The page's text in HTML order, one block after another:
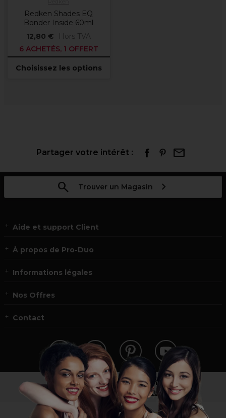
Redken Shades EQ
Bonder Inside 60ml
12,80 €
Hors TVA
6 ACHETÉS, 1 OFFERT
Choisissez les options
Partager votre intérêt :
Trouver un Magasin
Aide et support Client
À propos de Pro-Duo
Informations légales
Nos Offres
Contact
Vous n’êtes pas un professionnel ?
Visitez notre site pour les particuliers!